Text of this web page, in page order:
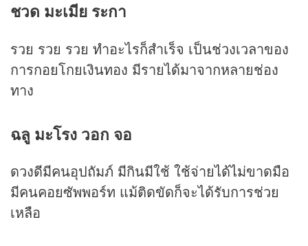
ชวด มะเมีย ระกา
รวย รวย รวย ทำอะไรก็สำเร็จ เป็นช่วงเวลาของ
การกอยโกยเงินทอง มีรายได้มาจากหลายช่อง
ทาง
ฉลู มะโรง วอก จอ
ดวงดีมีคนอุปถัมภ์ มีกินมีใช้ ใช้จ่ายได้ไม่ขาดมือ
มีคนคอยซัพพอร์ท แม้ติดขัดก็จะได้รับการช่วย
เหลือ